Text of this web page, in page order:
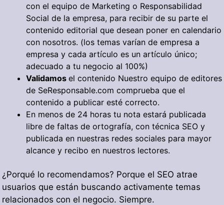
con el equipo de Marketing o Responsabilidad
Social de la empresa, para recibir de su parte el
contenido editorial que desean poner en calendario
con nosotros. (los temas varían de empresa a
empresa y cada artículo es un artículo único;
adecuado a tu negocio al 100%)
Validamos el contenido Nuestro equipo de editores
de SeResponsable.com comprueba que el
contenido a publicar esté correcto.
En menos de 24 horas tu nota estará publicada
libre de faltas de ortografía, con técnica SEO y
publicada en nuestras redes sociales para mayor
alcance y recibo en nuestros lectores.
¿Porqué lo recomendamos? Porque el SEO atrae
usuarios que están buscando activamente temas
relacionados con el negocio. Siempre.